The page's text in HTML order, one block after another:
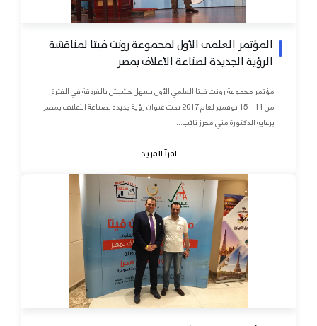
المؤتمر العلمي الأول لمجموعة رونت فيتا لمناقشة
الرؤية الجديدة لصناعة الأعلاف بمصر
مؤتمر مجموعة رونت فيتا العلمي الأول بسهل حشيش بالغردقة في الفترة
من 11 – 15 نوفمبر لعام 2017 تحت عنوان رؤية جديدة لصناعة الأعلاف بمصر
برعاية الدكتورة مني محرز نائب...
اقرأ المزيد